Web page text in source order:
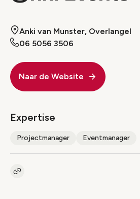
Anki van Munster, Overlangel
06 5056 3506
Naar de Website
Expertise
Projectmanager Eventmanager
Kopieer link naar pagina